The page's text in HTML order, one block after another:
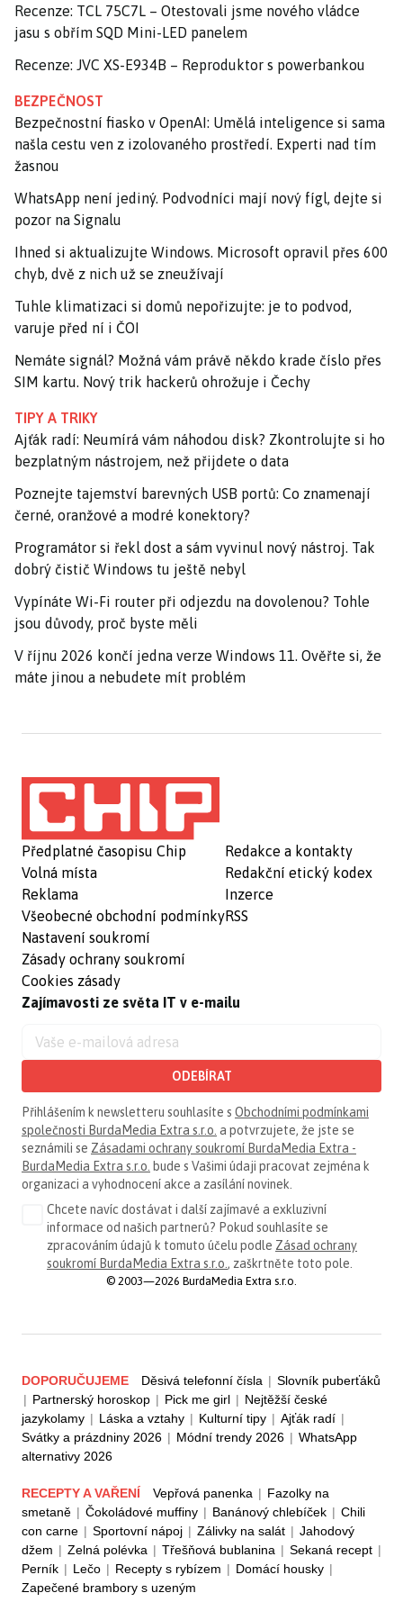
Recenze: TCL 75C7L – Otestovali jsme nového vládce
jasu s obřím SQD Mini-LED panelem
Recenze: JVC XS-E934B – Reproduktor s powerbankou
BEZPEČNOST
Bezpečnostní fiasko v OpenAI: Umělá inteligence si sama
našla cestu ven z izolovaného prostředí. Experti nad tím
žasnou
WhatsApp není jediný. Podvodníci mají nový fígl, dejte si
pozor na Signalu
Ihned si aktualizujte Windows. Microsoft opravil přes 600
chyb, dvě z nich už se zneužívají
Tuhle klimatizaci si domů nepořizujte: je to podvod,
varuje před ní i ČOI
Nemáte signál? Možná vám právě někdo krade číslo přes
SIM kartu. Nový trik hackerů ohrožuje i Čechy
TIPY A TRIKY
Ajťák radí: Neumírá vám náhodou disk? Zkontrolujte si ho
bezplatným nástrojem, než přijdete o data
Poznejte tajemství barevných USB portů: Co znamenají
černé, oranžové a modré konektory?
Programátor si řekl dost a sám vyvinul nový nástroj. Tak
dobrý čistič Windows tu ještě nebyl
Vypínáte Wi-Fi router při odjezdu na dovolenou? Tohle
jsou důvody, proč byste měli
V říjnu 2026 končí jedna verze Windows 11. Ověřte si, že
máte jinou a nebudete mít problém
Předplatné časopisu Chip
Volná místa
Reklama
Všeobecné obchodní podmínky
Nastavení soukromí
Zásady ochrany soukromí
Cookies zásady
Redakce a kontakty
Redakční etický kodex
Inzerce
RSS
Zajímavosti ze světa IT v e-mailu
ODEBÍRAT
Přihlášením k newsletteru souhlasíte s Obchodními podmínkami
společnosti BurdaMedia Extra s.r.o. a potvrzujete, že jste se
seznámili se Zásadami ochrany soukromí BurdaMedia Extra -
BurdaMedia Extra s.r.o. bude s Vašimi údaji pracovat zejména k
organizaci a vyhodnocení akce a zasílání novinek.
Chcete navíc dostávat i další zajímavé a exkluzivní
informace od našich partnerů? Pokud souhlasíte se
zpracováním údajů k tomuto účelu podle Zásad ochrany
soukromí BurdaMedia Extra s.r.o., zaškrtněte toto pole.
© 2003—2026 BurdaMedia Extra s.r.o.
DOPORUČUJEME Děsivá telefonní čísla | Slovník puberťáků
| Partnerský horoskop | Pick me girl | Nejtěžší české
jazykolamy | Láska a vztahy | Kulturní tipy | Ajťák radí |
Svátky a prázdniny 2026 | Módní trendy 2026 | WhatsApp
alternativy 2026
RECEPTY A VAŘENÍ Vepřová panenka | Fazolky na
smetaně | Čokoládové muffiny | Banánový chlebíček | Chili
con carne | Sportovní nápoj | Zálivky na salát | Jahodový
džem | Zelná polévka | Třešňová bublanina | Sekaná recept |
Perník | Lečo | Recepty s rybízem | Domácí housky |
Zapečené brambory s uzeným